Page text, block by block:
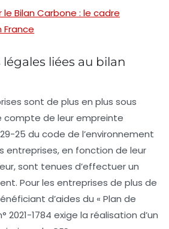
Bilan Carbone : le cadre
liées au bilan
sont de plus en plus sous
compte de leur empreinte
25 du code de l’environnement
entreprises, en fonction de leur
sont tenues d’effectuer un
Pour les entreprises de plus de
d’aides du « Plan de
2021-1784 exige la réalisation d’un